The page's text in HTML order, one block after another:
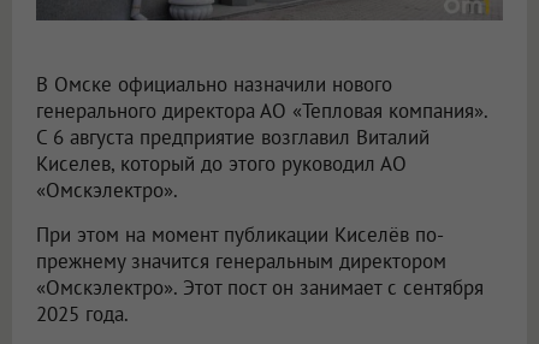
В Омске официально назначили нового
генерального директора АО «Тепловая компания».
С 6 августа предприятие возглавил Виталий
Киселев, который до этого руководил АО
«Омскэлектро».
При этом на момент публикации Киселёв по-
прежнему значится генеральным директором
«Омскэлектро». Этот пост он занимает с сентября
2025 года.